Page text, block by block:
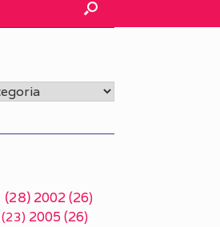
(28) 2002(26)
(23) 2005 (26)